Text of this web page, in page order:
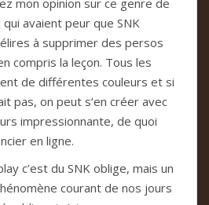
mon opinion sur ce genre de
avaient peur que SNK
à supprimer des persos
compris la leçon. Tous les
de différentes couleurs et si
pas, on peut s’en créer avec
impressionnante, de quoi
en ligne.
c’est du SNK oblige, mais un
courant de nos jours